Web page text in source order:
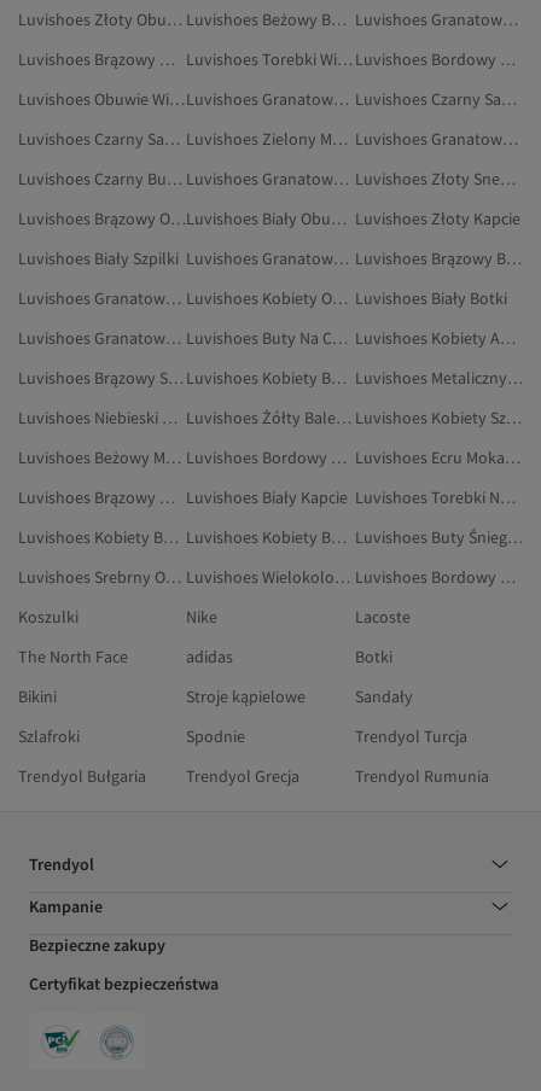
Luvishoes Złoty Obuwie Wieczorowe
Luvishoes Beżowy Buty Śniegowe
Luvishoes Granatowy Torby I Torebki
Luvishoes Brązowy Mokasyny
Luvishoes Torebki Wieczorowe
Luvishoes Bordowy Botki I Kozaki
Luvishoes Obuwie Wieczorowe
Luvishoes Granatowy Mokasyny
Luvishoes Czarny Sandały
Luvishoes Czarny Sandały I Kapcie
Luvishoes Zielony Mokasyny
Luvishoes Granatowy Buty Na Co Dzień
Luvishoes Czarny Buty Sportowe
Luvishoes Granatowy Torebki Wieczorowe
Luvishoes Złoty Sneakersy
Luvishoes Brązowy Obuwie
Luvishoes Biały Obuwie Wieczorowe Luvishoes Złoty Kapcie
Luvishoes Biały Szpilki
Luvishoes Granatowy Obuwie
Luvishoes Brązowy Buty Na Koturnie
Luvishoes Granatowy Sneakersy
Luvishoes Kobiety Oksfordki Luvishoes Biały Botki
Luvishoes Granatowy Akcesoria
Luvishoes Buty Na Co Dzień
Luvishoes Kobiety Akcesoria
Luvishoes Brązowy Szpilki
Luvishoes Kobiety Buty Na Koturnie
Luvishoes Metaliczny Obuwie
Luvishoes Niebieski Botki
Luvishoes Żółty Baleriny
Luvishoes Kobiety Szpilki
Luvishoes Beżowy Mokasyny
Luvishoes Bordowy Mokasyny
Luvishoes Ecru Mokasyny
Luvishoes Brązowy Wysokie Kozaki
Luvishoes Biały Kapcie
Luvishoes Torebki Na Ramię
Luvishoes Kobiety Buty Na Co Dzień
Luvishoes Kobiety Buty Śniegowe
Luvishoes Buty Śniegowe
Luvishoes Srebrny Obuwie
Luvishoes Wielokolorowy Obuwie
Luvishoes Bordowy Obuwie
Koszulki
Nike
Lacoste
The North Face
adidas
Botki
Bikini
Stroje kąpielowe
Sandały
Szlafroki
Spodnie
Trendyol Turcja
Trendyol Bułgaria
Trendyol Grecja Trendyol Rumunia
Trendyol
Kampanie
Bezpieczne zakupy
Certyfikat bezpieczeństwa